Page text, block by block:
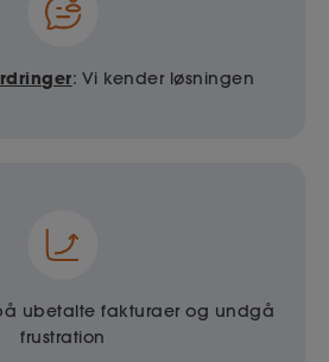
: Vi kender løsningen
ubetalte fakturaer og undgå
frustration